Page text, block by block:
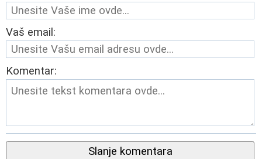
Vaš email:
Komentar:
Slanje komentara